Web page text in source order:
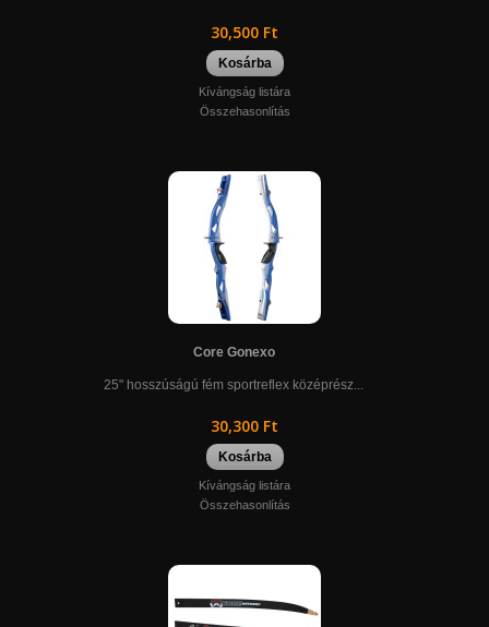
30,500 Ft
Kosárba
Kívángság listára
Összehasonlítás
Core Gonexo
25" hosszúságú fém sportreflex középrész...
30,300 Ft
Kosárba
Kívángság listára
Összehasonlítás